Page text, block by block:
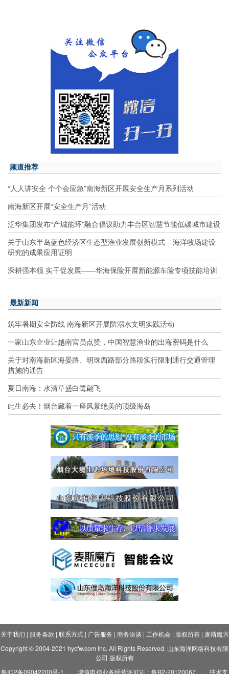
频道推荐
“人人讲安全 个个会应急”南海新区开展安全生产月系列活动
南海新区开展“安全生产月”活动
泛华集团发布“产城能环”融合倡议助力丰台区智慧节能低碳城市建设
关于山东半岛蓝色经济区生态型渔业发展创新模式---海洋牧场建设
研究的成果应用证明
深耕强本领 实干促发展——华海保险开展新能源车险专项技能培训
最新新闻
筑牢暑期安全防线 南海新区开展防溺水文明实践活动
一家山东企业让越南官员点赞，中国智慧渔业的出海密码是什么
关于对南海新区海晏路、明珠西路部分路段实行限制通行交通管理
措施的通告
夏日南海：水清草盛白鹭翩飞
此生必去！烟台藏着一座风景绝美的顶级海岛
关于我们 | 服务条款 | 联系方式| 广告服务 | 商务洽谈 | 工作机会| 版权所有| 麦斯魔方
Copyright © 2004-2021 hycfw.com Inc. All Rights Reserved. 山东海洋网络科技有限
公司 版权所有
鲁ICP备09042200号-1
增值电信业务经营许可证：鲁B2-20120067 技术支